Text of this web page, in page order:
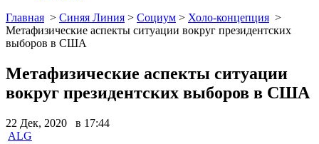
Главная > Синяя Линия > Социум > Холо-концепция >
Метафизические аспекты ситуации вокруг президентских
выборов в США
Метафизические аспекты ситуации
вокруг президентских выборов в США
22 Дек, 2020 в 17:44
ALG